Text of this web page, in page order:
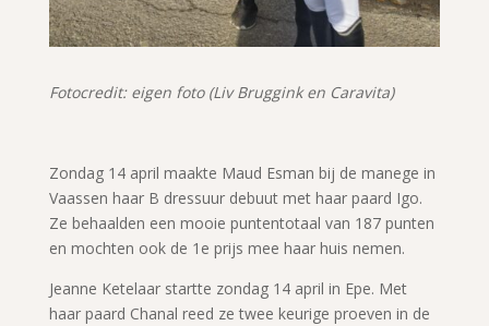
Fotocredit: eigen foto (Liv Bruggink en Caravita)
Zondag 14 april maakte Maud Esman bij de manege in
Vaassen haar B dressuur debuut met haar paard Igo.
Ze behaalden een mooie puntentotaal van 187 punten
en mochten ook de 1e prijs mee haar huis nemen.
Jeanne Ketelaar startte zondag 14 april in Epe. Met
haar paard Chanal reed ze twee keurige proeven in de